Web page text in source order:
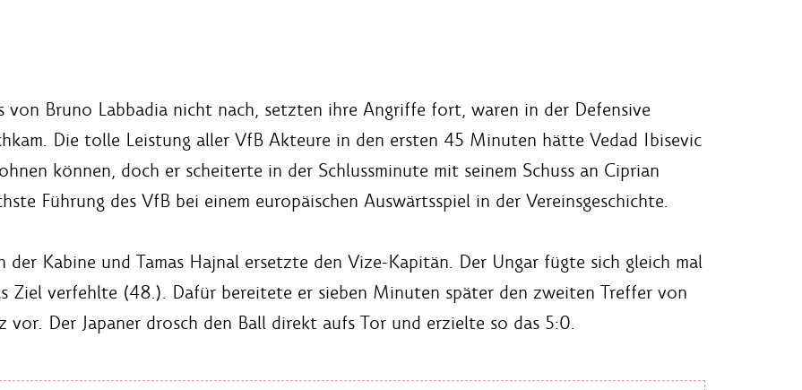
Bruno Labbadia nicht nach, setzten ihre Angriffe fort, waren in der Defensive
Die tolle Leistung aller VfB Akteure in den ersten 45 Minuten hätte Vedad Ibisevic
können, doch er scheiterte in der Schlussminute mit seinem Schuss an Ciprian
Führung des VfB bei einem europäischen Auswärtsspiel in der Vereinsgeschichte.
Kabine und Tamas Hajnal ersetzte den Vize-Kapitän. Der Ungar fügte sich gleich mal
Ziel verfehlte (48.). Dafür bereitete er sieben Minuten später den zweiten Treffer von
vor. Der Japaner drosch den Ball direkt aufs Tor und erzielte so das 5:0.